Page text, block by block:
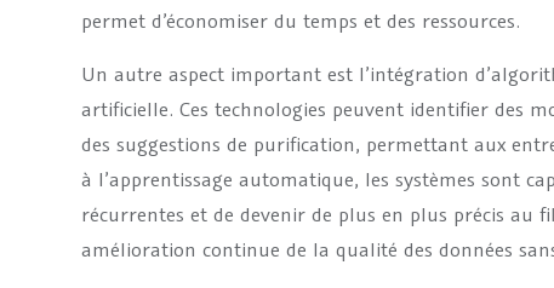
permet d’économiser du temps et des ressources.
Un autre aspect important est l’intégration
artificielle. Ces technologies peuvent identifier des
des suggestions de purification, permettant aux
à l’apprentissage automatique, les systèmes sont
récurrentes et de devenir de plus en plus précis au
amélioration continue de la qualité des données